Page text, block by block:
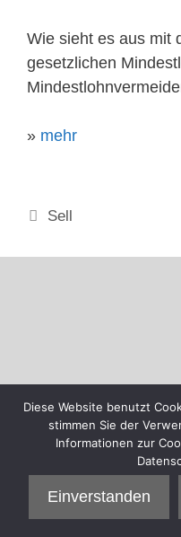
Wie sieht es aus mit
gesetzlichen
» mehr
Kategorien
Sell
Diese Website benutzt
stimmen Sie der
Informationen zur
Einverstanden